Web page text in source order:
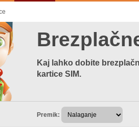
Kaj lahko dobite
kartice SIM.
Premik: